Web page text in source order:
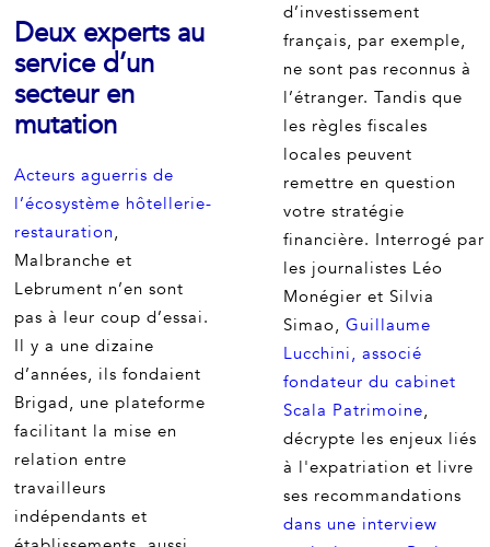
Deux experts au
service d’un
secteur en
mutation
Acteurs aguerris de
l’écosystème hôtellerie-
restauration,
Malbranche et
Lebrument n’en sont
pas à leur coup d’essai.
Il y a une dizaine
d’années, ils fondaient
Brigad, une plateforme
facilitant la mise en
relation entre
travailleurs
indépendants et
d’investissement
français, par exemple,
ne sont pas reconnus à
l’étranger. Tandis que
les règles fiscales
locales peuvent
remettre en question
votre stratégie
financière. Interrogé par
les journalistes Léo
Monégier et Silvia
Simao, Guillaume
Lucchini, associé
fondateur du cabinet
Scala Patrimoine,
décrypte les enjeux liés
à l'expatriation et livre
ses recommandations
dans une interview